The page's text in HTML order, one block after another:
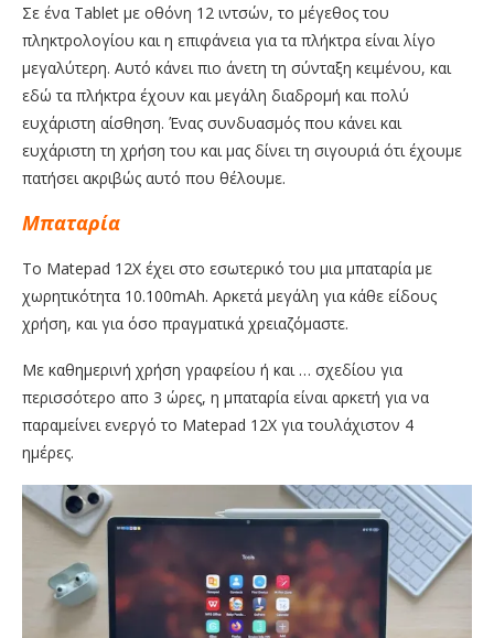
Σε ένα Tablet με οθόνη 12 ιντσών, το μέγεθος του
πληκτρολογίου και η επιφάνεια για τα πλήκτρα είναι λίγο
μεγαλύτερη. Αυτό κάνει πιο άνετη τη σύνταξη κειμένου, και
εδώ τα πλήκτρα έχουν και μεγάλη διαδρομή και πολύ
ευχάριστη αίσθηση. Ένας συνδυασμός που κάνει και
ευχάριστη τη χρήση του και μας δίνει τη σιγουριά ότι έχουμε
πατήσει ακριβώς αυτό που θέλουμε.
Μπαταρία
Το Matepad 12X έχει στο εσωτερικό του μια μπαταρία με
χωρητικότητα 10.100mAh. Αρκετά μεγάλη για κάθε είδους
χρήση, και για όσο πραγματικά χρειαζόμαστε.
Με καθημερινή χρήση γραφείου ή και … σχεδίου για
περισσότερο απο 3 ώρες, η μπαταρία είναι αρκετή για να
παραμείνει ενεργό το Matepad 12X για τουλάχιστον 4
ημέρες.